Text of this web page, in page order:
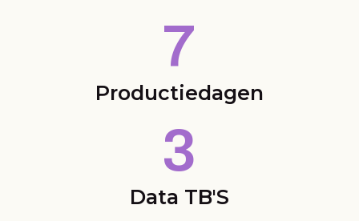
7
Productiedagen
3
Data TB'S